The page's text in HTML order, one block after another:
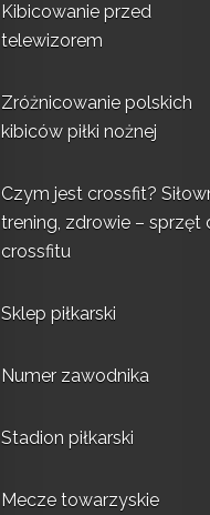
Kibicowanie przed
telewizorem
Zróżnicowanie polskich
kibiców piłki nożnej
Czym jest crossfit?
trening, zdrowie – sprzęt
crossfitu
Sklep piłkarski
Numer zawodnika
Stadion piłkarski
Mecze towarzyskie